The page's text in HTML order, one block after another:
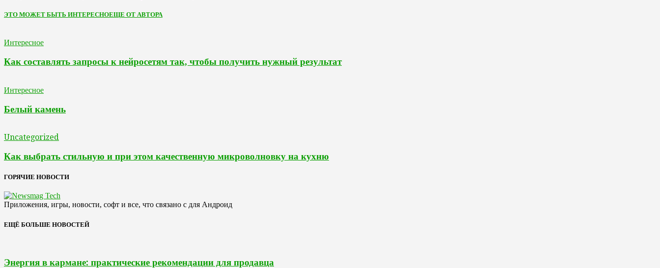
ЭТО МОЖЕТ БЫТЬ ИНТЕРЕСНОЕЩЕ ОТ АВТОРА
Интересное
Как составлять запросы к нейросетям так, чтобы получить нужный результат
Интересное
Белый камень
Uncategorized
Как выбрать стильную и при этом качественную микроволновку на кухню
ГОРЯЧИЕ НОВОСТИ
Приложения, игры, новости, софт и все, что связано с для Андроид
ЕЩЁ БОЛЬШЕ НОВОСТЕЙ
Энергия в кармане: практические рекомендации для продавца